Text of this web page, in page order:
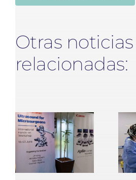
Otras noticias
relacionadas: